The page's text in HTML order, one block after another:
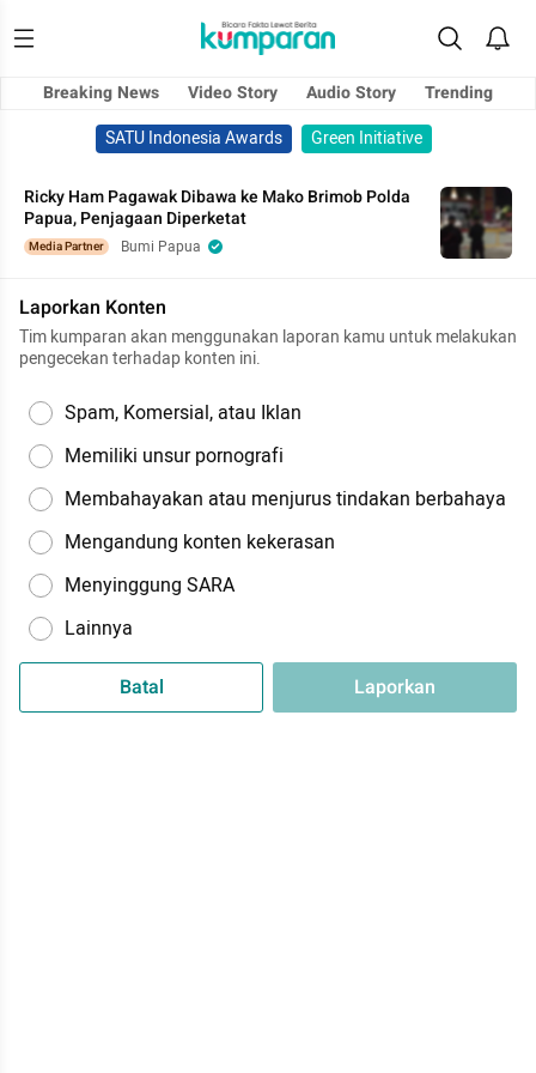
Breaking News Video Story Audio Story
Trending
SATU Indonesia Awards
Green Initiative
Ricky Ham Pagawak Dibawa ke Mako Brimob Polda
Papua, Penjagaan Diperketat
Media Partner Bumi Papua
Laporkan Konten
Tim kumparan akan menggunakan laporan kamu untuk melakukan
pengecekan terhadap konten ini.
Spam, Komersial, atau Iklan
Memiliki unsur pornografi
Membahayakan atau menjurus tindakan berbahaya
Mengandung konten kekerasan
Menyinggung SARA
Lainnya
Batal Laporkan